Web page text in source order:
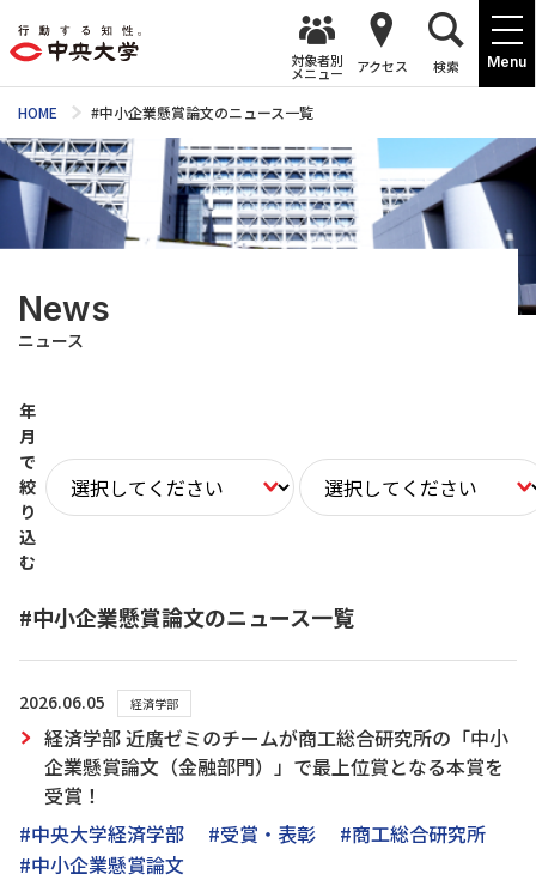
Menu
対象者別
メニュー アクセス 検索
HOME #中小企業懸賞論文のニュース一覧
News
ニュース
年
月
で
絞
り
込
む
#中小企業懸賞論文のニュース一覧
2026.06.05 経済学部
経済学部 近廣ゼミのチームが商工総合研究所の「中小
企業懸賞論文（金融部門）」で最上位賞となる本賞を
受賞！
#中央大学経済学部
#受賞・表彰
#商工総合研究所
#中小企業懸賞論文